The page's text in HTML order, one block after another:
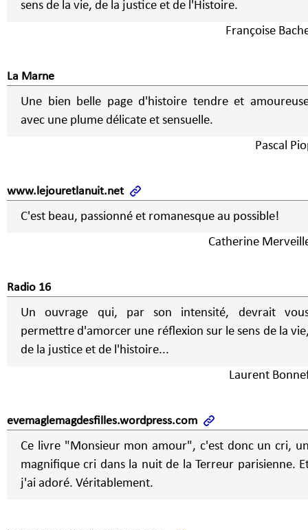
sens de la vie, de la justice et de l'Histoire.
Françoise
La Marne
Une bien belle page d'histoire tendre et
avec une plume délicate et sensuelle.
Pascal
www.lejouretlanuit.net
C'est beau, passionné et romanesque au possible!
Catherine
Radio 16
Un ouvrage qui, par son intensité, devrait
permettre d'amorcer une réflexion sur le sens de la
de la justice et de l'histoire...
Laurent
evemaglemagdesfilles.wordpress.com
Ce livre "Monsieur mon amour", c'est donc un cri,
magnifique cri dans la nuit de la Terreur parisienne.
j'ai adoré. Véritablement.